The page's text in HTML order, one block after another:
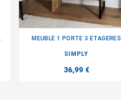
MEUBLE 1 PORTE 3 ETAGERES
SIMPLY
36,99 €